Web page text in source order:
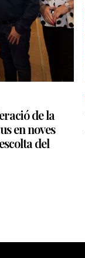
de la
en noves
del